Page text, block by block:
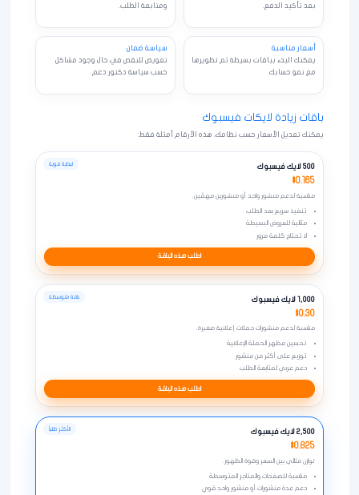
بعد تأكيد الدفع.
ومتابعة الطلب.
أسعار مناسبة
يمكنك البدء بباقات بسيطة ثم تطويرها
مع نمو حسابك.
سياسة ضمان
تعويض للنقص في حال وجود مشاكل
حسب سياسة دكتور دعم.
باقات زيادة لايكات فيسبوك
يمكنك تعديل الأسعار حسب نظامك، هذه الأرقام أمثلة فقط:
لبداية قوية 500 لايك فيسبوك
$0.165
مناسبة لدعم منشور واحد أو منشورين مهمّين.
تنفيذ سريع بعد الطلب
مثالية للعروض البسيطة
لا تحتاج كلمة مرور
اطلب هذه الباقة
باقة متوسطة 1,000 لايك فيسبوك
$0.30
مناسبة لدعم منشورات حملات إعلانية صغيرة.
تحسين مظهر الحملة الإعلانية
توزيع على أكثر من منشور
دعم عربي لمتابعة الطلب
اطلب هذه الباقة
الأكثر طلباً 2,500 لايك فيسبوك
$0.825
توازن مثالي بين السعر وقوة الظهور.
مناسبة للصفحات والمتاجر المتوسطة
دعم عدة منشورات أو منشور واحد قوي